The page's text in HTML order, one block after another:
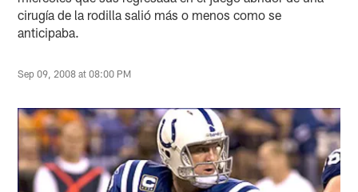
cirugía de la rodilla salió más o menos como se
anticipaba.
Sep 09, 2008 at 08:00 PM